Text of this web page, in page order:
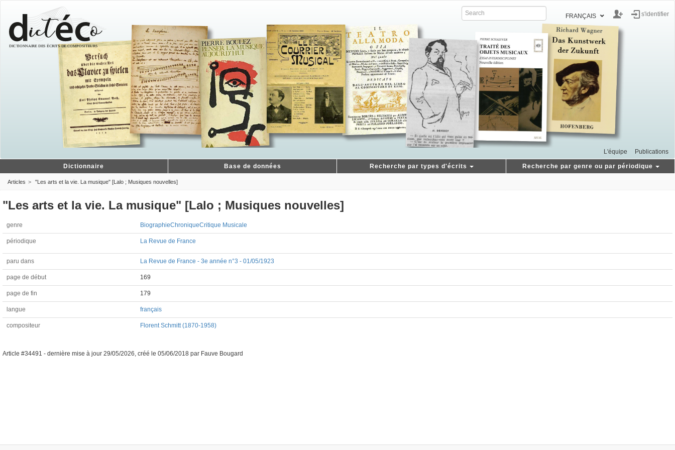
FRANÇAIS s'identifier
L'équipe Publications
Dictionnaire Base de données Recherche par types d'écrits Recherche par genre ou par périodique
Articles "Les arts et la vie. La musique" [Lalo ; Musiques nouvelles]
"Les arts et la vie. La musique" [Lalo ; Musiques nouvelles]
genre BiographieChroniqueCritique Musicale
périodique La Revue de France
paru dans La Revue de France - 3e année n°3 - 01/05/1923
page de début 169
page de fin 179
langue français
compositeur Florent Schmitt (1870-1958)
Article #34491 - dernière mise à jour 29/05/2026, créé le 05/06/2018 par Fauve Bougard